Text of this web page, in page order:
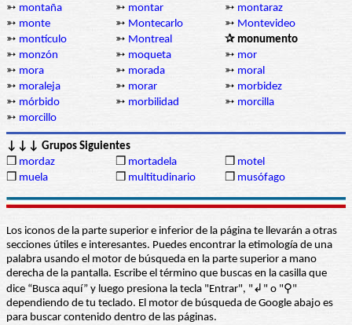
➳ montaña ➳ montar ➳ montaraz
➳ monte ➳ Montecarlo ➳ Montevideo
➳ montículo ➳ Montreal
✰ monumento
➳ monzón ➳ moqueta ➳ mor
➳ mora ➳ morada ➳ moral
➳ moraleja ➳ morar ➳ morbidez
➳ mórbido ➳ morbilidad ➳ morcilla
➳ morcillo
↓↓↓ Grupos Siguientes
❒ mordaz ❒ mortadela ❒ motel
❒ muela ❒ multitudinario ❒ musófago
Los iconos de la parte superior e inferior de la página te llevarán a otras
secciones útiles e interesantes. Puedes encontrar la etimología de una
palabra usando el motor de búsqueda en la parte superior a mano
derecha de la pantalla. Escribe el término que buscas en la casilla que
dice “Busca aquí” y luego presiona la tecla "Entrar", "↲" o "⚲"
dependiendo de tu teclado. El motor de búsqueda de Google abajo es
para buscar contenido dentro de las páginas.